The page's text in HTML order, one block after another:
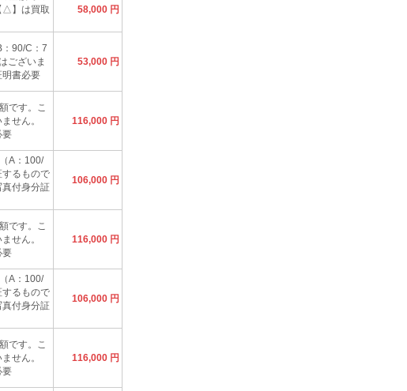
△】は買取
58,000 円
90/C：7
ございま
書必要
53,000 円
です。こ
せん。
要
116,000 円
A：100/
るもので
付身分証
106,000 円
です。こ
せん。
要
116,000 円
A：100/
るもので
付身分証
106,000 円
です。こ
せん。
要
116,000 円